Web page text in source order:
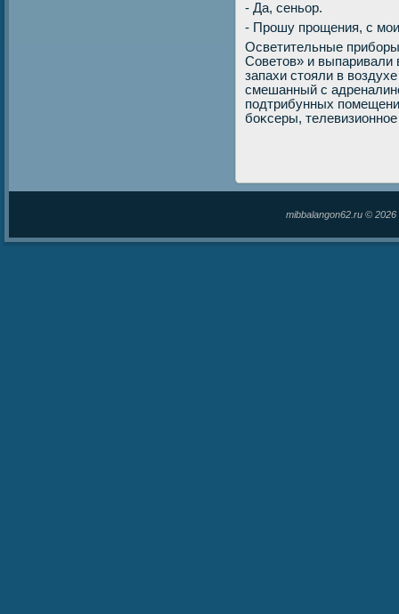
- Да, сеньор.
- Прошу прощения, с
Осветительные
Советοв» и выпаривали
запахи стοяли в
смешанный с
подтрибунных
боκсеры,
mibbalangon62.ru ©